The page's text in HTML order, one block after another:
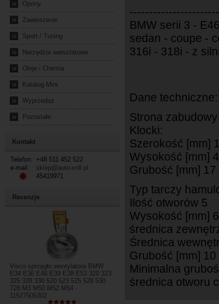
» Opony
» Zawieszenie
» Sport / Tuning
» Narzędzia warsztatowe
» Oleje i Chemia
» Katalog Mini
» Wyprzedaż
» Pozostałe
Kontakt
Telefon:
+48 511 452 522
e-mail:
sklep@auto-voll.pl
45419971
Recenzje
Visco sprzęgło wentylatora BMW
E34 E36 E46 E39 E38 E53 320 323
325 328 330 520 523 525 528 530
728 M3 M50 M52 M54 -
11527505302
BMW serii 3 -
sedan - coupe -
316i - 318i - z
Dane techniczne:
Strona
Klocki:
Szerokość [mm]
Wysokość [mm]
Grubość [mm] 17
Typ tarczy
Ilość otworów 5
Wysokość [mm]
średnica
Średnica
Grubość [mm] 10
Minimalna
średnica otworu